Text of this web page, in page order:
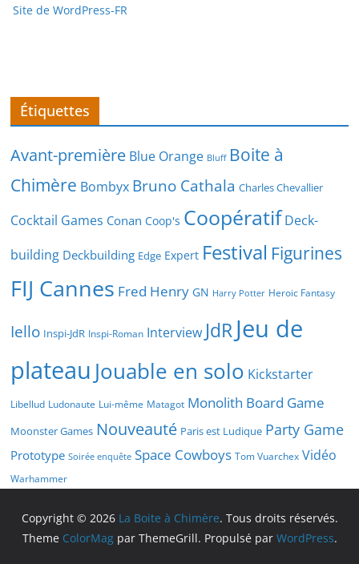
Site de WordPress-FR
Étiquettes
Avant-première Blue Orange Bluff Boite à
Chimère Bombyx Bruno Cathala Charles Chevallier
Cocktail Games Conan Coop's Coopératif Deck-
building Deckbuilding Edge Expert Festival Figurines
FIJ Cannes Fred Henry GN Harry Potter Heroic Fantasy
Iello Inspi-JdR Inspi-Roman Interview JdRJeu de
plateau Jouable en solo Kickstarter
Libellud Ludonaute Lui-même Matagot Monolith Board Game
Moonster Games Nouveauté Paris est Ludique Party Game
Prototype Soirée enquête Space Cowboys Tom Vuarchex Vidéo
Warhammer
Copyright © 2026 La Boite à Chimère. Tous droits réservés.
Theme ColorMagpar ThemeGrill. Propulsé par WordPress.